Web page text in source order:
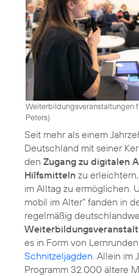
Weiterbildungsveranstaltungen
Peters)
Seit mehr als einem
Deutschland mit seiner
den Zugang zu digitalen
Hilfsmitteln zu
im Alltag zu ermöglichen.
mobil im Alter" fanden in
regelmäßig
es in Form von
Schnitzeljagden . Allein im
Programm 32.000 ältere